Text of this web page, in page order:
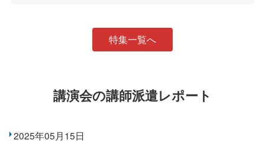
特集一覧へ
講演会の講師派遣レポート
2025年05月15日